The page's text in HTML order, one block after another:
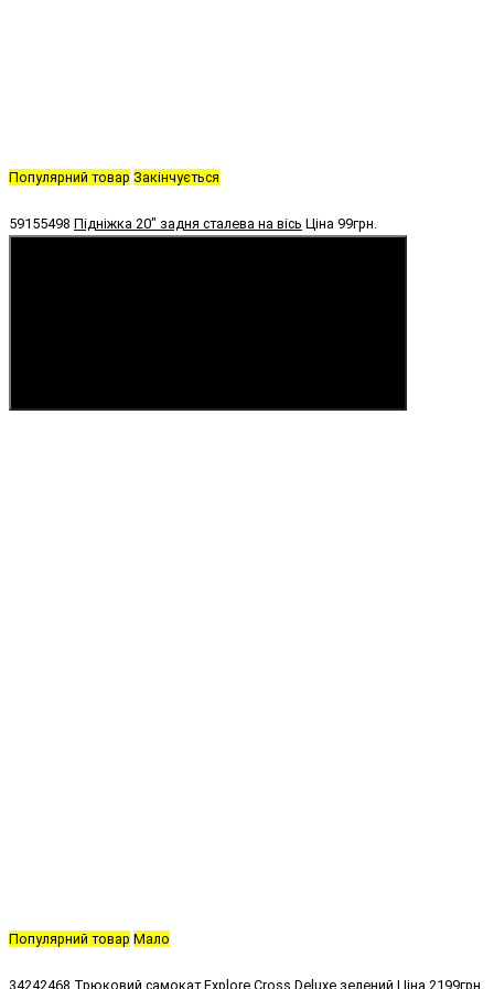
Популярний товар Закінчується
59155498 Підніжка 20" задня сталева на вісь Ціна 99грн.
Популярний товар Мало
34242468 Трюковий самокат Explore Cross Deluxe зелений Ціна 2199грн.